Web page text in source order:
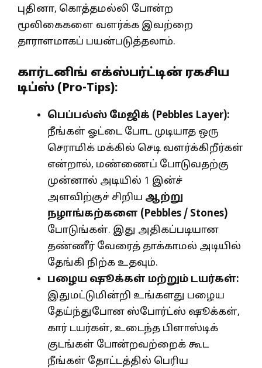
புதினா, கொத்தமல்லி போன்ற
மூலிகைகளை வளர்க்க இவற்றை
தாராளமாகப் பயன்படுத்தலாம்.
கார்டனிங் எக்ஸ்பர்ட்டின் ரகசிய
டிப்ஸ் (Pro-Tips):
பெப்பல்ஸ் மேஜிக் (Pebbles Layer):
நீங்கள் ஓட்டை போட முடியாத ஒரு
செராமிக் மக்கில் செடி வளர்க்கிறீர்கள்
என்றால், மண்ணைப் போடுவதற்கு
முன்னால் அடியில் 1 இன்ச்
அளவிற்குச் சிறிய ஆற்று
நழாங்கற்களை (Pebbles / Stones)
போடுங்கள். இது அதிகப்படியான
தண்ணீர் வேரைத் தாக்காமல் அடியில்
தேங்கி நிற்க உதவும்.
பழைய ஷூக்கள் மற்றும் டயர்கள்:
இதுமட்டுமின்றி உங்களது பழைய
தேய்ந்துபோன ஸ்போர்ட்ஸ் ஷூக்கள்,
கார் டயர்கள், உடைந்த பிளாஸ்டிக்
குடங்கள் போன்றவற்றைக் கூட
நீங்கள் தோட்டத்தில் பெரிய